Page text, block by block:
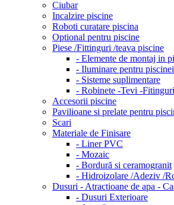
Ciubar
Incalzire piscine
Roboti curatare piscina
Optional pentru piscine
Piese /Fittinguri /teava piscine
- Elemente de montaj in
- Iluminare pentru piscinei
- Sisteme suplimentare
- Robinete -Tevi -
Accesorii piscine
Pavilioane si prelate pentru
Scari
Materiale de Finisare
- Liner PVC
- Mozaic
- Bordură si ceramogranit
- Hidroizolare /Adeziv /
Dusuri - Atractioane de apa -
- Dusuri Exterioare